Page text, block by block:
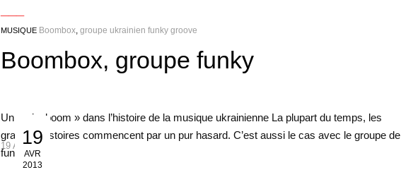
MUSIQUE Boombox ,groupe ukrainien funky groove
Boombox, groupe funky
19
AVR
2013
19 Avr 2013
Un vrai « boom » dans l’histoire de la musique ukrainienne La plupart du temps, les
grandes histoires commencent par un pur hasard. C’est aussi le cas avec le groupe de
funky […]